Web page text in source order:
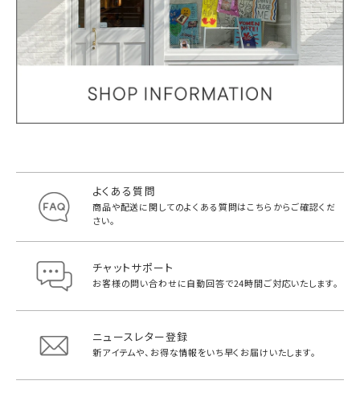
よくある質問
商品や配送に関してのよくある質問はこちらからご確認くだ
さい。
チャットサポート
お客様の問い合わせに自動回答で24時間ご対応いたします。
ニュースレター登録
新アイテムや、お得な情報をいち早く お届けいたします。